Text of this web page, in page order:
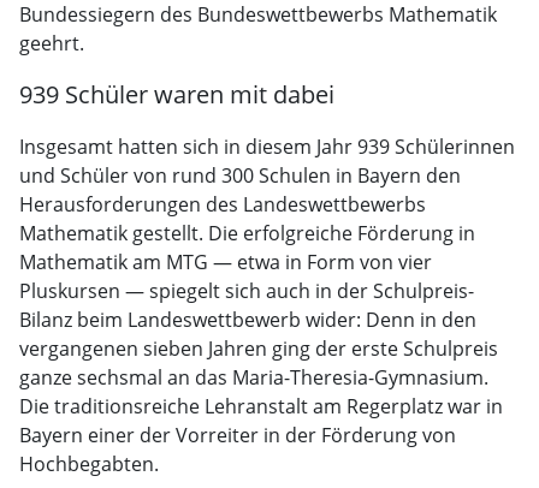
Bundessiegern des Bundeswettbewerbs Mathematik
geehrt.
939 Schüler waren mit dabei
Insgesamt hatten sich in diesem Jahr 939 Schülerinnen
und Schüler von rund 300 Schulen in Bayern den
Herausforderungen des Landeswettbewerbs
Mathematik gestellt. Die erfolgreiche Förderung in
Mathematik am MTG — etwa in Form von vier
Pluskursen — spiegelt sich auch in der Schulpreis-
Bilanz beim Landeswettbewerb wider: Denn in den
vergangenen sieben Jahren ging der erste Schulpreis
ganze sechsmal an das Maria-Theresia-Gymnasium.
Die traditionsreiche Lehranstalt am Regerplatz war in
Bayern einer der Vorreiter in der Förderung von
Hochbegabten.